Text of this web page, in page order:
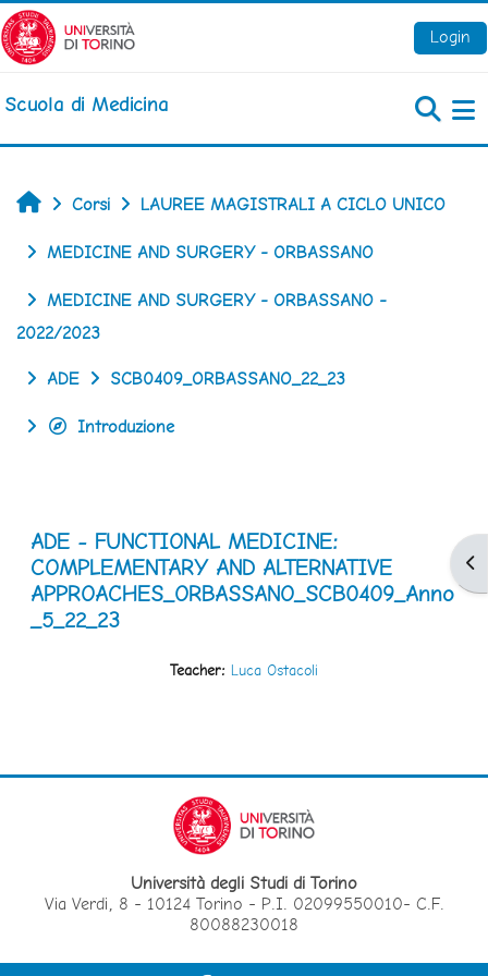
Vai al contenuto principale
Login
Scuola di Medicina
Home
Corsi LAUREE MAGISTRALI A CICLO UNICO
MEDICINE AND SURGERY - ORBASSANO
MEDICINE AND SURGERY - ORBASSANO -
2022/2023
ADE SCB0409_ORBASSANO_22_23
Introduzione
ADE - FUNCTIONAL MEDICINE:
COMPLEMENTARY AND ALTERNATIVE
APPROACHES_ORBASSANO_SCB0409_Anno
_5_22_23
Teacher: Luca Ostacoli
Università degli Studi di Torino
Via Verdi, 8 - 10124 Torino - P.I. 02099550010- C.F.
80088230018